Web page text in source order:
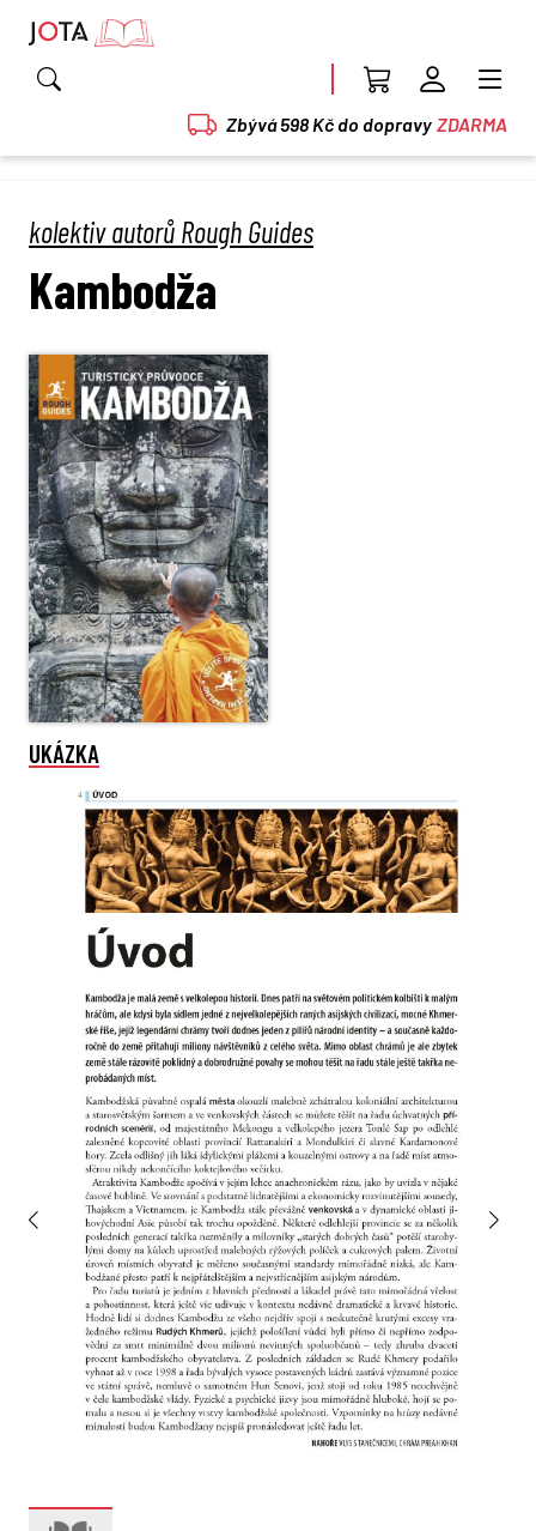
Zbývá 598 Kč do dopravy ZDARMA
kolektiv autorů Rough Guides
Kambodža
UKÁZKA